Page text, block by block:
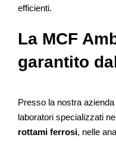
efficienti.
La MCF
garantito
Presso la nostra
laboratori specializzati
rottami ferrosi, nelle